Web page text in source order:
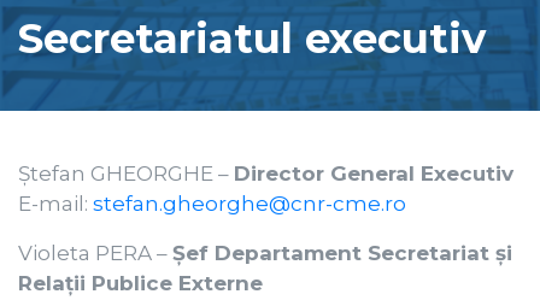
Secretariatul executiv
Ștefan GHEORGHE – Director General Executiv
E-mail: stefan.gheorghe@cnr-cme.ro
Violeta PERA – Șef Departament Secretariat și
Relații Publice Externe